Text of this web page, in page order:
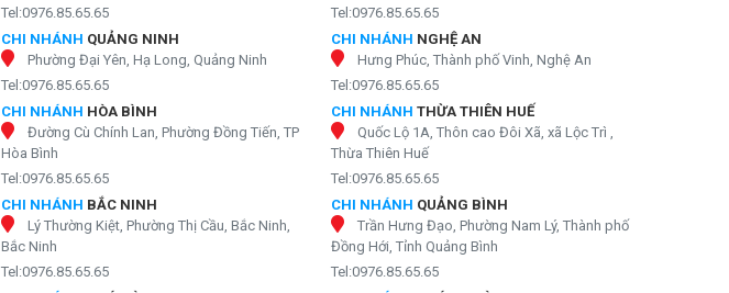
Tel:0976.85.65.65
CHI NHÁNH QUẢNG NINH
Phường Đại Yên, Hạ Long, Quảng Ninh
Tel:0976.85.65.65
CHI NHÁNH HÒA BÌNH
Đường Cù Chính Lan, Phường Đồng Tiến, TP
Hòa Bình
Tel:0976.85.65.65
CHI NHÁNH BẮC NINH
Lý Thường Kiệt, Phường Thị Cầu, Bắc Ninh,
Bắc Ninh
Tel:0976.85.65.65
Tel:0976.85.65.65
CHI NHÁNH NGHỆ AN
Hưng Phúc, Thành phố Vinh, Nghệ An
Tel:0976.85.65.65
CHI NHÁNH THỪA THIÊN HUẾ
Quốc Lộ 1A, Thôn cao Đôi Xã, xã Lộc Trì ,
Thừa Thiên Huế
Tel:0976.85.65.65
CHI NHÁNH QUẢNG BÌNH
Trần Hưng Đạo, Phường Nam Lý, Thành phố
Đồng Hới, Tỉnh Quảng Bình
Tel:0976.85.65.65